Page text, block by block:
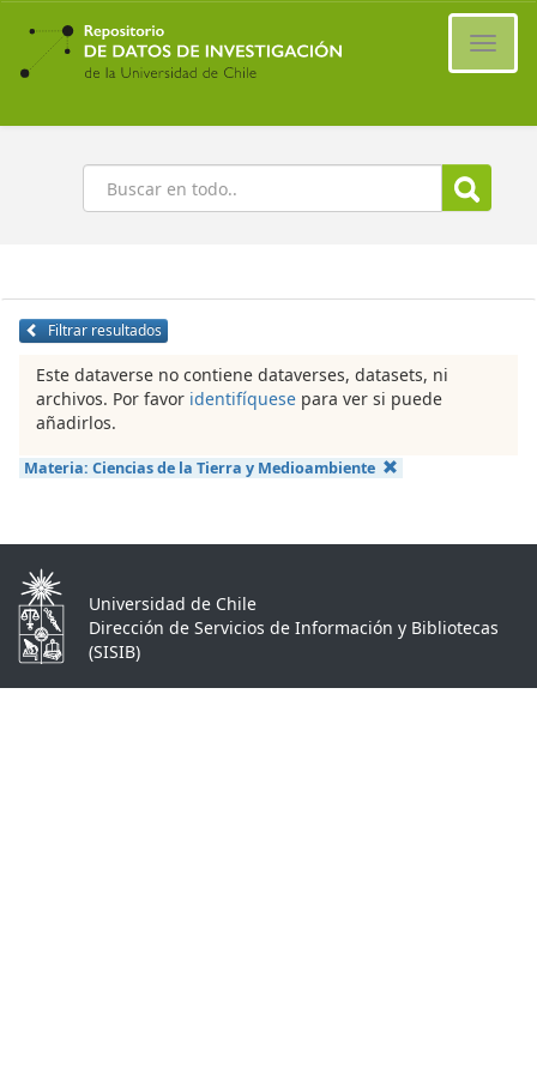
Ir
contenido
principal
Buscar
Filtrar resultados
Este dataverse no contiene dataverses, datasets, ni
archivos. Por favor identifíquese para ver si puede
añadirlos.
Materia: Ciencias de la Tierra y Medioambiente
Universidad de Chile
Dirección de Servicios de Información y Bibliotecas
(SISIB)